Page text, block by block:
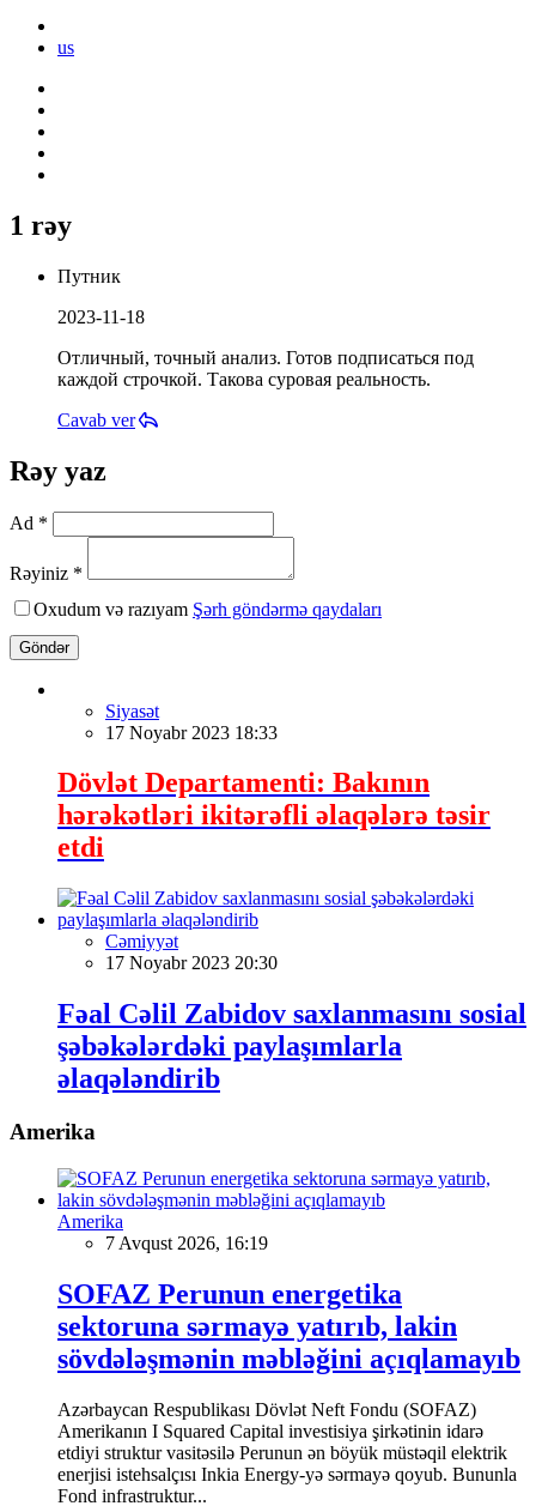
us
1 rəy
Путник
2023-11-18
Отличный, точный анализ. Готов подписаться под
каждой строчкой. Такова суровая реальность.
Cavab ver
Rəy yaz
Ad *
Rəyiniz *
Oxudum və razıyam Şərh göndərmə qaydaları
Göndər
Siyasət
17 Noyabr 2023 18:33
Dövlət Departamenti: Bakının
hərəkətləri ikitərəfli əlaqələrə təsir
etdi
Cəmiyyət
17 Noyabr 2023 20:30
Fəal Cəlil Zabidov saxlanmasını sosial
şəbəkələrdəki paylaşımlarla
əlaqələndirib
Amerika
Amerika
7 Avqust 2026, 16:19
SOFAZ Perunun energetika
sektoruna sərmayə yatırıb, lakin
sövdələşmənin məbləğini açıqlamayıb
Azərbaycan Respublikası Dövlət Neft Fondu (SOFAZ)
Amerikanın I Squared Capital investisiya şirkətinin idarə
etdiyi struktur vasitəsilə Perunun ən böyük müstəqil elektrik
enerjisi istehsalçısı Inkia Energy-yə sərmayə qoyub. Bununla
Fond infrastruktur...